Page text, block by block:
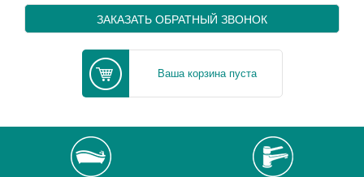
ЗАКАЗАТЬ ОБРАТНЫЙ ЗВОНОК
Ваша корзина пуста